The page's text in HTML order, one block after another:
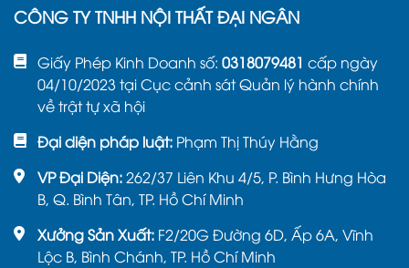
CÔNG TY TNHH NỘI THẤT ĐẠI NGÂN
Giấy Phép Kinh Doanh số: 0318079481 cấp ngày
04/10/2023 tại Cục cảnh sát Quản lý hành chính
về trật tự xã hội
Đại diện pháp luật: Phạm Thị Thúy Hằng
VP Đại Diện:262/37 Liên Khu 4/5, P. Bình Hưng Hòa
B, Q. Bình Tân, TP. Hồ Chí Minh
Xưởng Sản Xuất: F2/20G Đường 6D, Ấp 6A, Vĩnh
Lộc B, Bình Chánh, TP. Hồ Chí Minh